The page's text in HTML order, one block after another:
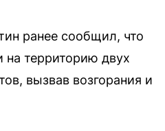
ранее сообщил, что
на территорию двух
вызвав возгорания и